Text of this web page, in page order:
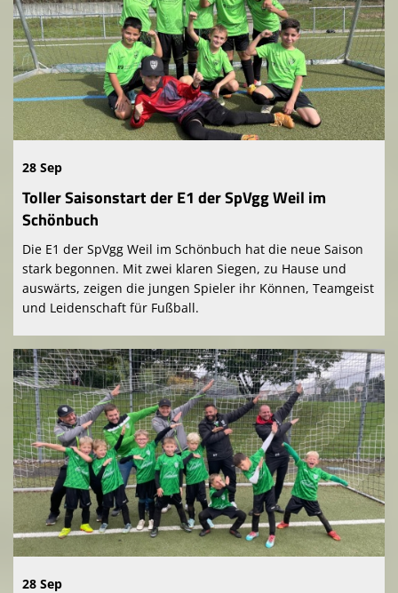
28 Sep
Toller Saisonstart der E1 der SpVgg Weil im
Schönbuch
Die E1 der SpVgg Weil im Schönbuch hat die neue Saison
stark begonnen. Mit zwei klaren Siegen, zu Hause und
auswärts, zeigen die jungen Spieler ihr Können, Teamgeist
und Leidenschaft für Fußball.
28 Sep